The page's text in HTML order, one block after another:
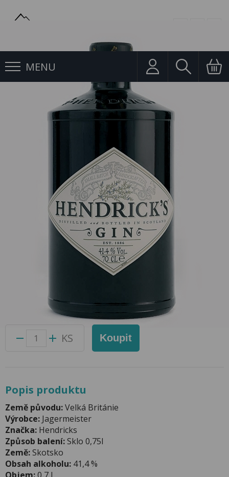
MENU
Gin Hendricks 0,7l 41,4%
Gin Hendricks 0,7l 41,4%
Přidat do oblíbených produktů
Foto produktu se může od skutečnosti mírně lišit.
6 ks
Kód produktu:
65076800
KS Koupit
Popis produktu
Země původu:Velká Británie
Výrobce: Jagermeister
Značka: Hendricks
Způsob balení:Sklo 0,75l
Země:Skotsko
Obsah alkoholu: 41,4 %